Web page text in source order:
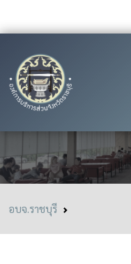
อบจ.ราชบุรี